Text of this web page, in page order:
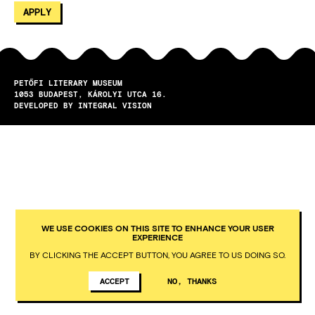
PETŐFI LITERARY MUSEUM
1053
BUDAPEST
KÁROLYI UTCA 16.
DEVELOPED BY INTEGRAL VISION
WE USE COOKIES ON THIS SITE TO ENHANCE YOUR USER
EXPERIENCE
BY CLICKING THE ACCEPT BUTTON, YOU AGREE TO US DOING SO.
ACCEPT NO, THANKS